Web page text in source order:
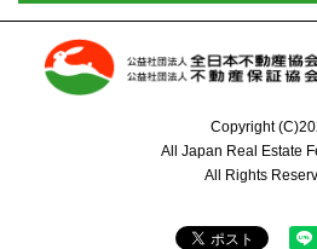
Copyright
All Japan Real Estate
All Rights